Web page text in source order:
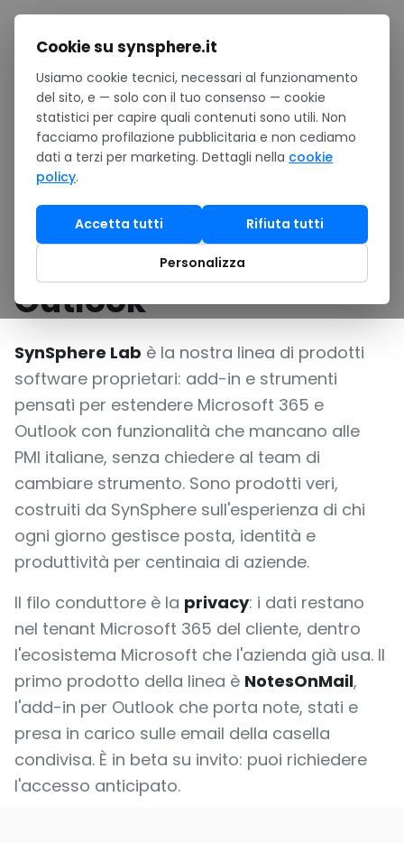
Salta al contenuto
Home / SynSphere Lab
SYNSPHERE LAB •Software proprietari SynSphere
SynSphere Lab: i
nostri software per
Microsoft 365 e
Outlook
SynSphere Lab è la nostra linea di prodotti
software proprietari: add-in e strumenti
pensati per estendere Microsoft 365 e
Outlook con funzionalità che mancano alle
PMI italiane, senza chiedere al team di
cambiare strumento. Sono prodotti veri,
costruiti da SynSphere sull'esperienza di chi
ogni giorno gestisce posta, identità e
produttività per centinaia di aziende.
Il filo conduttore è la privacy: i dati restano
nel tenant Microsoft 365 del cliente, dentro
l'ecosistema Microsoft che l'azienda già usa. Il
primo prodotto della linea è NotesOnMail,
l'add-in per Outlook che porta note, stati e
presa in carico sulle email della casella
condivisa. È in beta su invito: puoi richiedere
l'accesso anticipato.
Cookie su synsphere.it
Usiamo cookie tecnici, necessari al funzionamento
del sito, e — solo con il tuo consenso — cookie
statistici per capire quali contenuti sono utili. Non
facciamo profilazione pubblicitaria e non cediamo
dati a terzi per marketing. Dettagli nella cookie
policy.
Accetta tutti Rifiuta tutti
Personalizza